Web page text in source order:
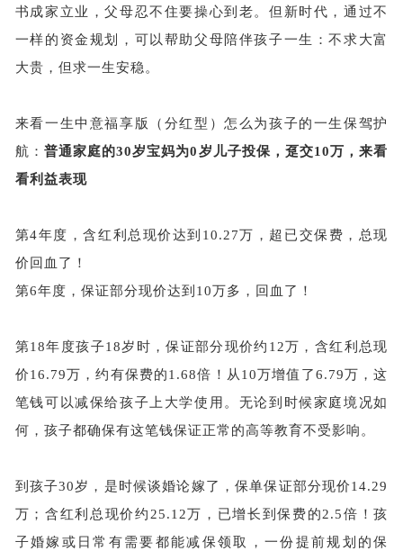
书成家立业，父母忍不住要操心到老。但新时代，通过不
一样的资金规划，可以帮助父母陪伴孩子一生：不求大富
大贵，但求一生安稳。
来看一生中意福享版（分红型）怎么为孩子的一生保驾护
航： 普通家庭的30岁宝妈为0岁儿子投保，趸交10万，来看
看利益表现
第4年度，含红利总现价达到10.27万，超已交保费，总现
价回血了！
第6年度，保证部分现价达到10万多，回血了！
第18年度孩子18岁时，保证部分现价约12万，含红利总现
价16.79万，约有保费的1.68倍！从10万增值了6.79万，这
笔钱可以减保给孩子上大学使用。无论到时候家庭境况如
何，孩子都确保有这笔钱保证正常的高等教育不受影响。
到孩子30岁，是时候谈婚论嫁了，保单保证部分现价14.29
万；含红利总现价约25.12万，已增长到保费的2.5倍！孩
子婚嫁或日常有需要都能减保领取，一份提前规划的保